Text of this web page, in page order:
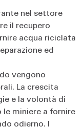
nel settore
il recupero
acqua riciclata
ed
vengono
La crescita
e la volontà di
miniere a fornire
odierno. I